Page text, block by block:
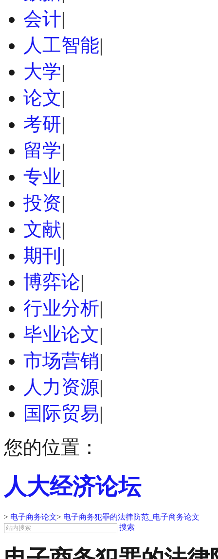
会计|
人工智能|
大学|
论文|
考研|
留学|
专业|
投资|
文献|
期刊 |
博弈论|
行业分析|
毕业论文|
市场营销|
人力资源|
国际贸易|
您的位置：
人大经济论坛
> 电子商务论文> 电子商务犯罪的法律防范_电子商务论文
搜索